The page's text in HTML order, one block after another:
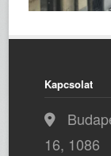
Kapcsolat
16, 1086